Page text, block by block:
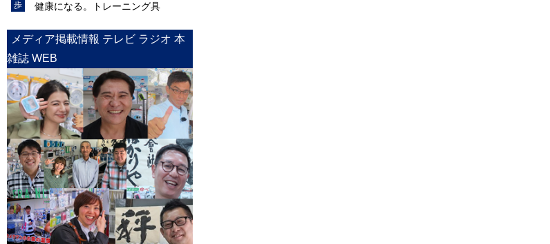
健康になる。トレーニング具
メディア掲載情報 テレビ ラジオ 本
雑誌 WEB